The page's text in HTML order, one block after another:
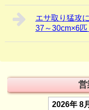
エサ取り猛攻
37～30cm×6匹
営
2026年 8月